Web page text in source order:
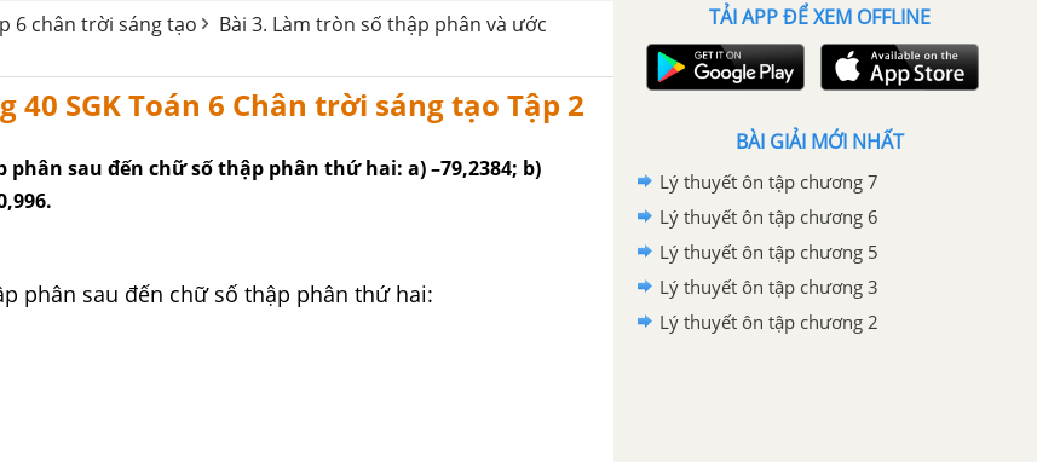
6 chân trời sáng tạo
Bài 3. Làm tròn số thập phân và ước
40 SGK Toán 6 Chân trời sáng tạo Tập 2
phân sau đến chữ số thập phân thứ hai: a) –79,2384; b)
phân sau đến chữ số thập phân thứ hai:
TẢI APP ĐỂ XEM OFFLINE
BÀI GIẢI MỚI NHẤT
Lý thuyết ôn tập chương 7
Lý thuyết ôn tập chương 6
Lý thuyết ôn tập chương 5
Lý thuyết ôn tập chương 3
Lý thuyết ôn tập chương 2